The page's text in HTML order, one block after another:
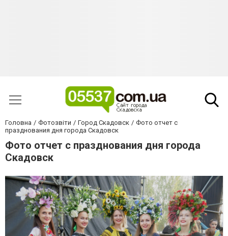
Головна Фотозвіти Город Скадовск
Фото отчет с
празднования дня города Скадовск
Фото отчет с празднования дня города
Скадовск